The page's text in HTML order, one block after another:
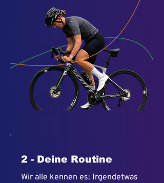
2 - Deine Routine
Wir alle kennen es: Irgendetwas